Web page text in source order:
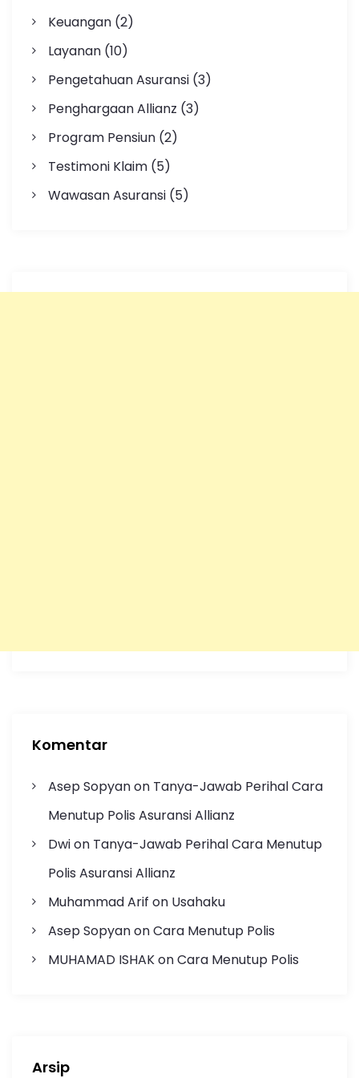
Keuangan(2)
Layanan(10)
Pengetahuan Asuransi(3)
Penghargaan Allianz (3)
Program Pensiun(2)
Testimoni Klaim(5)
Wawasan Asuransi(5)
Komentar
Asep Sopyanon Tanya-Jawab Perihal Cara
Menutup Polis Asuransi Allianz
Dwion Tanya-Jawab Perihal Cara Menutup
Polis Asuransi Allianz
Muhammad Arif on Usahaku
Asep SopyanonCara Menutup Polis
MUHAMAD ISHAKonCara Menutup Polis
Arsip